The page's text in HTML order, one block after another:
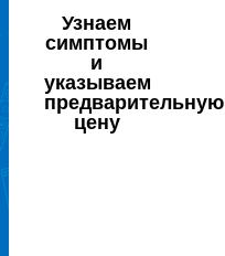
Узнаем
симптомы
и
указываем
предварительную
цену